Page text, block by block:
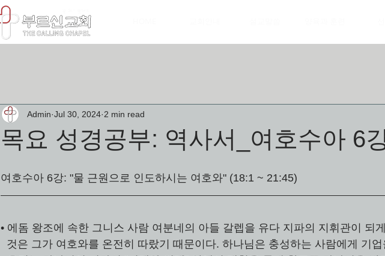
목요 성경공부: 역사서_여호수아 6
Admin Jul 30, 2024 2 min read
여호수아 6강: "물 근원으로 인도하시는 여호와" (18:1 ~ 21:45)
• 에돔 왕조에 속한 그니스 사람 여분네의 아들 갈렙을 유다 지파의 지휘관이 되
것은 그가 여호와를 온전히 따랐기 때문이다. 하나님은 충성하는 사람에게 기업